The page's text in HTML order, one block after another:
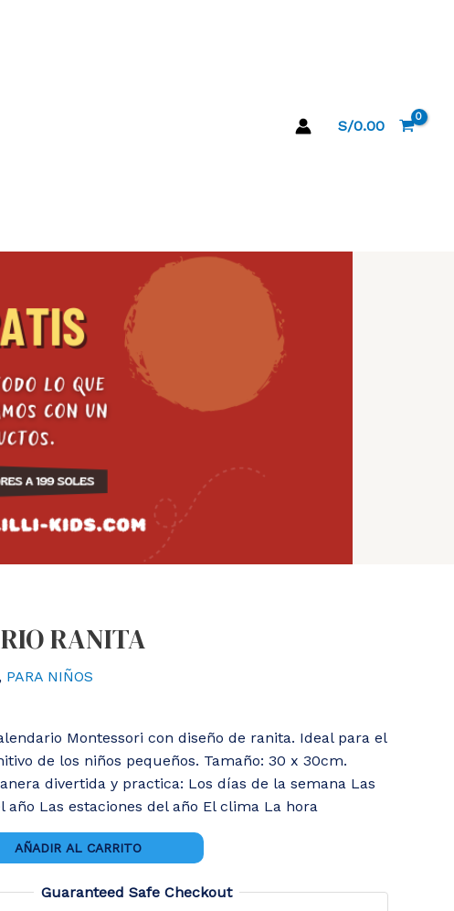
S/0.00
RANITA
, PARA NIÑOS
Montessori con diseño de ranita. Ideal para el
de los niños pequeños. Tamaño: 30 x 30cm.
divertida y practica: Los días de la semana Las
año Las estaciones del año El clima La hora
AÑADIR AL CARRITO
Guaranteed Safe Checkout